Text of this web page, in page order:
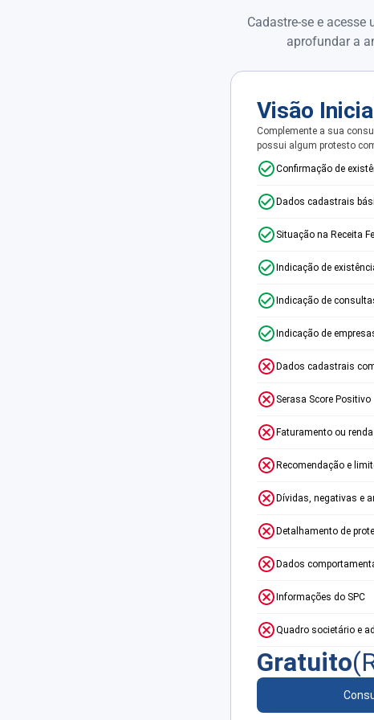
Cadastre-se e
aprofundar a
Visão
Complemente a sua
possui algum protesto
Confirmação de
Dados cadastrais
Situação na Receita
Indicação de
Indicação de
Indicação de
Dados cadastrais
Serasa Score Positivo
Faturamento ou
Recomendação e
Dívidas, negativas e
Detalhamento de
Dados
Informações do SPC
Quadro societário e
Gratuito